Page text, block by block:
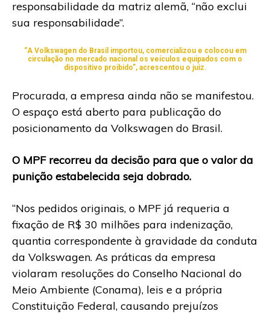
responsabilidade da matriz alemã, “não exclui
sua responsabilidade”.
“A Volkswagen do Brasil importou, comercializou e colocou em
circulação no mercado nacional os veículos equipados com o
dispositivo proibido”, acrescentou o juiz.
Procurada, a empresa ainda não se manifestou.
O espaço está aberto para publicação do
posicionamento da Volkswagen do Brasil.
O MPF recorreu da decisão para que o valor da
punição estabelecida seja dobrado.
“Nos pedidos originais, o MPF já requeria a
fixação de R$ 30 milhões para indenização,
quantia correspondente à gravidade da conduta
da Volkswagen. As práticas da empresa
violaram resoluções do Conselho Nacional do
Meio Ambiente (Conama), leis e a própria
Constituição Federal, causando prejuízos